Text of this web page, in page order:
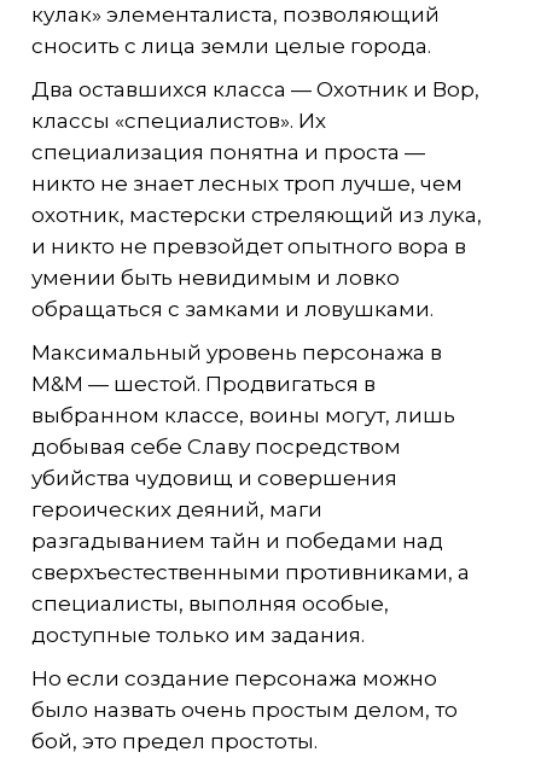
кулак» элементалиста, позволяющий
сносить с лица земли целые города.
Два оставшихся класса — Охотник и Вор,
классы «специалистов». Их
специализация понятна и проста —
никто не знает лесных троп лучше, чем
охотник, мастерски стреляющий из лука,
и никто не превзойдет опытного вора в
умении быть невидимым и ловко
обращаться с замками и ловушками.
Максимальный уровень персонажа в
M&M — шестой. Продвигаться в
выбранном классе, воины могут, лишь
добывая себе Славу посредством
убийства чудовищ и совершения
героических деяний, маги
разгадыванием тайн и победами над
сверхъестественными противниками, а
специалисты, выполняя особые,
доступные только им задания.
Но если создание персонажа можно
было назвать очень простым делом, то
бой, это предел простоты.